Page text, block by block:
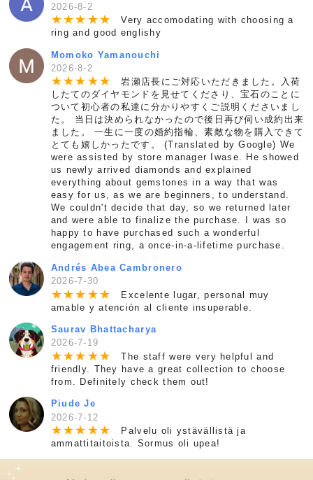
2026-8-2
★★★ ★★
Very accomodating with choosing a
ring and good englishy
Momoko Yamanouchi
2026-8-2
★★★ ★★
岩瀬店長にご対応いただきました。入荷
したてのダイヤモンドを見せてくださり、宝石のことに
ついて初心者の私達に分かりやすくご説明くださいまし
た。 当日は決められなかったので後日再び伺い成約出来
ました。 一生に一度の婚約指輪、素敵な物を購入できて
とても嬉しかったです。 (Translated by Google) We
were assisted by store manager Iwase. He showed
us newly arrived diamonds and explained
everything about gemstones in a way that was
easy for us, as we are beginners, to understand.
We couldn't decide that day, so we returned later
and were able to finalize the purchase. I was so
happy to have purchased such a wonderful
engagement ring, a once-in-a-lifetime purchase.
Andrés Abea Cambronero
2026-7-30
★★★ ★★
Excelente lugar, personal muy
amable y atención al cliente insuperable.
Saurav Bhattacharya
2026-7-19
★★★ ★★
The staff were very helpful and
friendly. They have a great collection to choose
from. Definitely check them out!
Piude Je
2026-7-12
★★★ ★★
Palvelu oli ystävällistä ja
ammattitaitoista. Sormus oli upea!